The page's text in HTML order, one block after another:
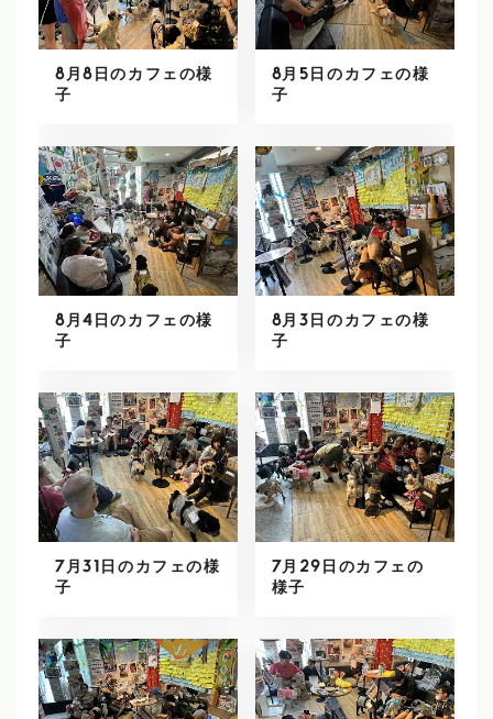
8月8日のカフェの様
子
8月5日のカフェの様
子
8月4日のカフェの様
子
8月3日のカフェの様
子
7月31日のカフェの様
子
7月29日のカフェの
様子